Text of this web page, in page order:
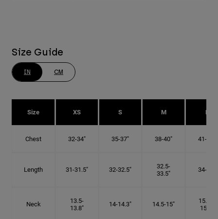
Size Guide
IN CM
Size XS S M L
Chest 32-34" 35-37" 38-40" 41-43"
Length 31-31.5" 32-32.5"
32.5-
33.5"
34-35"
Neck
13.5-
13.8"
14-14.3" 14.5-15"
15.25-
15.5"